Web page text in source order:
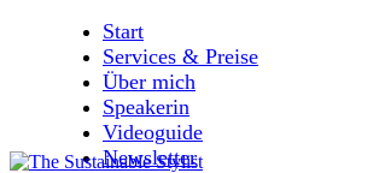
Start
Services & Preise
Über mich
Speakerin
Videoguide
Newsletter